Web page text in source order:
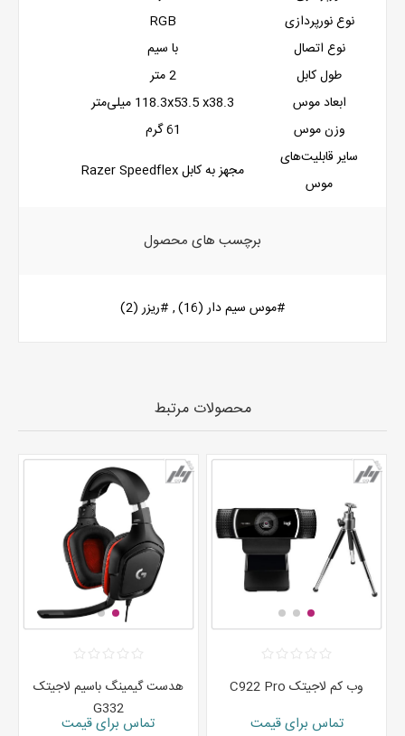
نوع نورپردازی
RGB
نوع اتصال
با سیم
طول کابل
2 متر
ابعاد موس
118.3x53.5 x38.3 میلی‌متر
وزن موس
61 گرم
سایر قابلیت‌های
موس
مجهز به کابل Razer Speedflex
برچسب های محصول
#موس سیم دار (16)
, #ریزر (2)
محصولات مرتبط
وب کم لاجیتک C922 Pro
تماس برای قیمت
هدست گیمینگ باسیم لاجیتک
G332
تماس برای قیمت